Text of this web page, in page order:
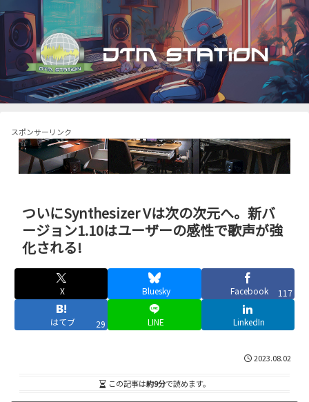
スポンサーリンク
ついにSynthesizer Vは次の次元へ。新バ
ージョン1.10はユーザーの感性で歌声が強
化される!
X Bluesky Facebook 117
はてブ 29 LINE LinkedIn
2023.08.02
この記事は約9分で読めます。